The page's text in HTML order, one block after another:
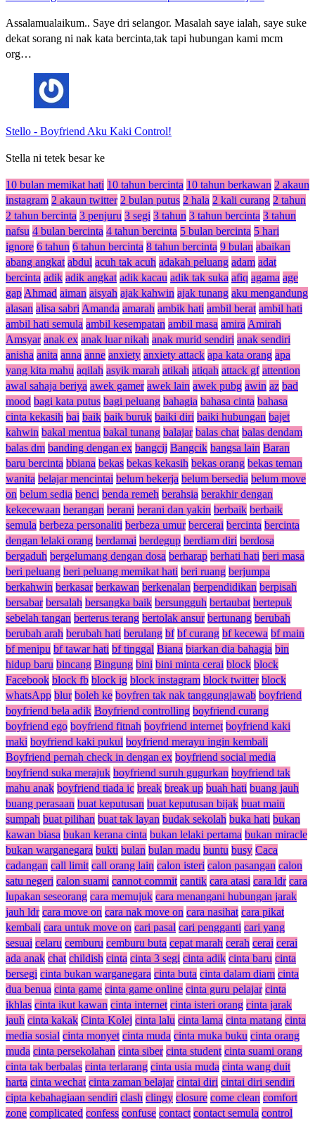
Assalamualaikum.. Saye dri selangor. Masalah saye ialah, saye suke
dekat sorang ni nak kata bercinta,tak tapi hubungan kami mcm
org…
Stello - Boyfriend Aku Kaki Control!
Stella ni tetek besar ke
10 bulan memikat hati 10 tahun bercinta 10 tahun berkawan 2 akaun
instagram 2 akaun twitter 2 bulan putus 2 hala 2 kali curang 2 tahun
2 tahun bercinta 3 penjuru 3 segi 3 tahun 3 tahun bercinta 3 tahun
nafsu 4 bulan bercinta 4 tahun bercinta 5 bulan bercinta 5 hari
ignore 6 tahun 6 tahun bercinta 8 tahun bercinta 9 bulan abaikan
abang angkat abdul acuh tak acuh adakah peluang adam adat
bercinta adik adik angkat adik kacau adik tak suka afiq agama age
gap Ahmad aiman aisyah ajak kahwin ajak tunang aku mengandung
alasan alisa sabri Amanda amarah ambik hati ambil berat ambil hati
ambil hati semula ambil kesempatan ambil masa amira Amirah
Amsyar anak ex anak luar nikah anak murid sendiri anak sendiri
anisha anita anna anne anxiety anxiety attack apa kata orang apa
yang kita mahu aqilah asyik marah atikah atiqah attack gf attention
awal sahaja beriya awek gamer awek lain awek pubg awin az bad
mood bagi kata putus bagi peluang bahagia bahasa cinta bahasa
cinta kekasih bai baik baik buruk baiki diri baiki hubungan bajet
kahwin bakal mentua bakal tunang balajar balas chat balas dendam
balas dm banding dengan ex bangcij Bangcik bangsa lain Baran
baru bercinta bbiana bekas bekas kekasih bekas orang bekas teman
wanita belajar mencintai belum bekerja belum bersedia belum move
on belum sedia benci benda remeh berahsia berakhir dengan
kekecewaan berangan berani berani dan yakin berbaik berbaik
semula berbeza personaliti berbeza umur bercerai bercinta bercinta
dengan lelaki orang berdamai berdegup berdiam diri berdosa
bergaduh bergelumang dengan dosa berharap berhati hati beri masa
beri peluang beri peluang memikat hati beri ruang berjumpa
berkahwin berkasar berkawan berkenalan berpendidikan berpisah
bersabar bersalah bersangka baik bersungguh bertaubat bertepuk
sebelah tangan berterus terang bertolak ansur bertunang berubah
berubah arah berubah hati berulang bf bf curang bf kecewa bf main
bf menipu bf tawar hati bf tinggal Biana biarkan dia bahagia bin
hidup baru bincang Bingung bini bini minta cerai block block
Facebook block fb block ig block instagram block twitter block
whatsApp blur boleh ke boyfren tak nak tanggungjawab boyfriend
boyfriend bela adik Boyfriend controlling boyfriend curang
boyfriend ego boyfriend fitnah boyfriend internet boyfriend kaki
maki boyfriend kaki pukul boyfriend merayu ingin kembali
Boyfriend pernah check in dengan ex boyfriend social media
boyfriend suka merajuk boyfriend suruh gugurkan boyfriend tak
mahu anak boyfriend tiada ic break break up buah hati buang jauh
buang perasaan buat keputusan buat keputusan bijak buat main
sumpah buat pilihan buat tak layan budak sekolah buka hati bukan
kawan biasa bukan kerana cinta bukan lelaki pertama bukan miracle
bukan warganegara bukti bulan bulan madu buntu busy Caca
cadangan call limit call orang lain calon isteri calon pasangan calon
satu negeri calon suami cannot commit cantik cara atasi cara ldr cara
lupakan seseorang cara memujuk cara menangani hubungan jarak
jauh ldr cara move on cara nak move on cara nasihat cara pikat
kembali cara untuk move on cari pasal cari pengganti cari yang
sesuai celaru cemburu cemburu buta cepat marah cerah cerai cerai
ada anak chat childish cinta cinta 3 segi cinta adik cinta baru cinta
bersegi cinta bukan warganegara cinta buta cinta dalam diam cinta
dua benua cinta game cinta game online cinta guru pelajar cinta
ikhlas cinta ikut kawan cinta internet cinta isteri orang cinta jarak
jauh cinta kakak Cinta Kolej cinta lalu cinta lama cinta matang cinta
media sosial cinta monyet cinta muda cinta muka buku cinta orang
muda cinta persekolahan cinta siber cinta student cinta suami orang
cinta tak berbalas cinta terlarang cinta usia muda cinta wang duit
harta cinta wechat cinta zaman belajar cintai diri cintai diri sendiri
cipta kebahagiaan sendiri clash clingy closure come clean comfort
zone complicated confess confuse contact contact semula control